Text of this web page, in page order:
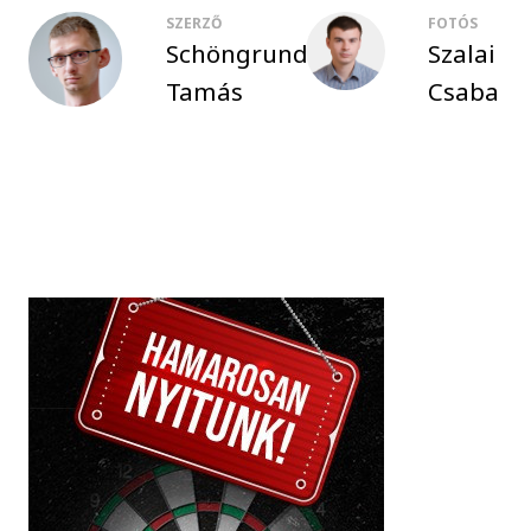
SZERZŐ
Schöngrundtner
Tamás
FOTÓS
Szalai
Csaba